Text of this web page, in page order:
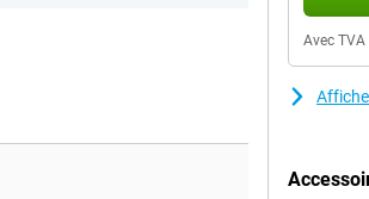
Avec TVA